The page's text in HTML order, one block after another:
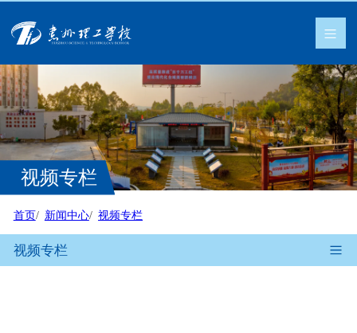
视频专栏
首页 新闻中心 视频专栏
视频专栏